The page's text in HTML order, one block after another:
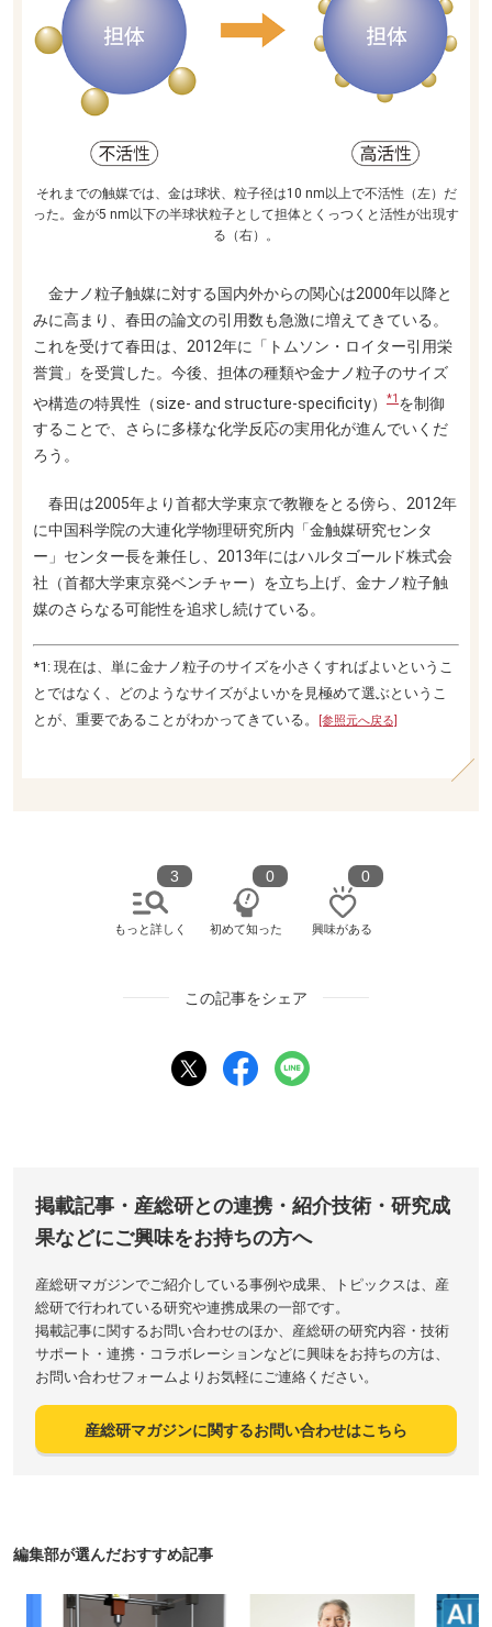
それまでの触媒では、金は球状、粒子径は10 nm以上で不活性（左）だ
った。金が5 nm以下の半球状粒子として担体とくっつくと活性が出現す
る（右）。
金ナノ粒子触媒に対する国内外からの関心は2000年以降と
みに高まり、春田の論文の引用数も急激に増えてきている。
これを受けて春田は、2012年に「トムソン・ロイター引用栄
誉賞」を受賞した。今後、担体の種類や金ナノ粒子のサイズ
や構造の特異性（size- and structure-speciﬁcity）
*1 を制御
することで、さらに多様な化学反応の実用化が進んでいくだ
ろう。
春田は2005年より首都大学東京で教鞭をとる傍ら、2012年
に中国科学院の大連化学物理研究所内「金触媒研究センタ
ー」センター長を兼任し、2013年にはハルタゴールド株式会
社（首都大学東京発ベンチャー）を立ち上げ、金ナノ粒子触
媒のさらなる可能性を追求し続けている。
*1: 現在は、単に金ナノ粒子のサイズを小さくすればよいというこ
とではなく、どのようなサイズがよいかを見極めて選ぶというこ
とが、重要であることがわかってきている。
[参照元へ戻る]
もっと詳しく
3
初めて知った
0
興味がある
0
この記事をシェア
掲載記事・産総研との連携・紹介技術・研究成
果などにご興味をお持ちの方へ
産総研マガジンでご紹介している事例や成果、トピックスは、産
総研で行われている研究や連携成果の一部です。
掲載記事に関するお問い合わせのほか、産総研の研究内容・技術
サポート・連携・コラボレーションなどに興味をお持ちの方は、
お問い合わせフォームよりお気軽にご連絡ください。
産総研マガジンに関するお問い合わせはこちら
編集部が選んだおすすめ記事